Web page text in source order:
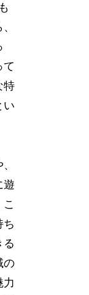
て
特
い
遊
ち
る
の
力